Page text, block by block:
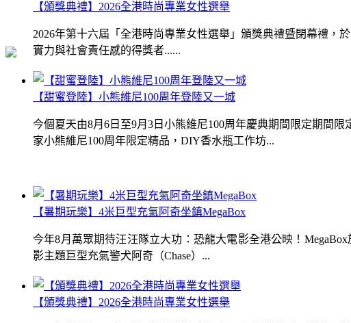
【頒獎典禮】2026全港時尚專業女性選舉
2026年第十六屆「全港時尚專業女性選舉」頒獎典禮暨閉幕禮，
實力與社會責任感的得獎者......
【暑期玩樂】4米巨型充氣阿奇坐鎮MegaBox
今年8月萬眾期待汪汪隊立大功：恐龍大電影全港公映！
影主題巨型充氣警犬阿奇（Chase）...
【甜蜜登陸】小熊維尼100周年登陸又一城
今個夏天由8月6日至9月3日小熊維尼100周年慶典期間限定期間
家小熊維尼100周年限定精品，DIY香水瓶工作坊...
【頒獎典禮】2026全港時尚專業女性選舉